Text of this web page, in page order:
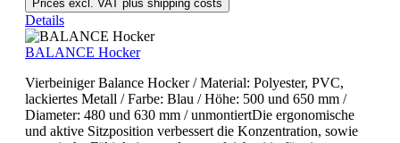
Prices excl. VAT plus shipping costs
Details
BALANCE Hocker
Vierbeiniger Balance Hocker / Material: Polyester, PVC,
lackiertes Metall / Farbe: Blau / Höhe: 500 und 650 mm /
Diameter: 480 und 630 mm / unmontiertDie ergonomische
und aktive Sitzposition verbessert die Konzentration, sowie